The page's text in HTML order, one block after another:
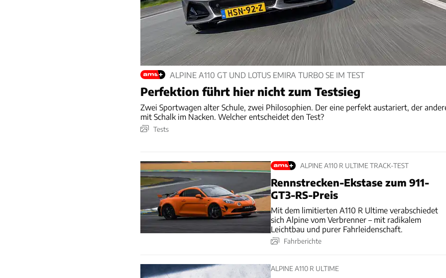
ALPINE A110 GT UND LOTUS EMIRA TURBO SE IM TEST
Perfektion führt hier nicht zum Testsieg
Zwei Sportwagen alter Schule, zwei Philosophien. Der eine perfekt austariert, der
mit Schalk im Nacken. Welcher entscheidet den Test?
Tests
ALPINE A110 R ULTIME TRACK-TEST
Rennstrecken-Ekstase zum 911-
GT3-RS-Preis
Mit dem limitierten A110 R Ultime verabschiedet
sich Alpine vom Verbrenner – mit radikalem
Leichtbau und purer Fahrleidenschaft.
Fahrberichte
ALPINE A110 R ULTIME